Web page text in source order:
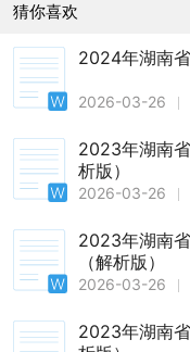
猜你喜欢
2024年湖南
2026-03-26
2023年湖南
析版）
2026-03-26
2023年湖南
（解析版）
2026-03-26
2023年湖南